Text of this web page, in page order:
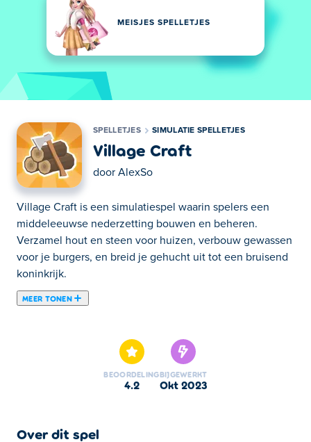
MEISJES SPELLETJES
SPELLETJES SIMULATIE SPELLETJES
Village Craft
door AlexSo
Village Craft is een simulatiespel waarin spelers een
middeleeuwse nederzetting bouwen en beheren.
Verzamel hout en steen voor huizen, verbouw gewassen
voor je burgers, en breid je gehucht uit tot een bruisend
koninkrijk.
MEER TONEN
begint in het bos met niets anders dan je bijl. Door
bomen om te hakken en je eerste gebouwen te bouwen,
verander je het bos in een echte nederzetting! Naarmate
tarwe in meel en maken andere items die je kunt
BEOORDELING
4.2
BIJGEWERKT
okt 2023
Over dit spel